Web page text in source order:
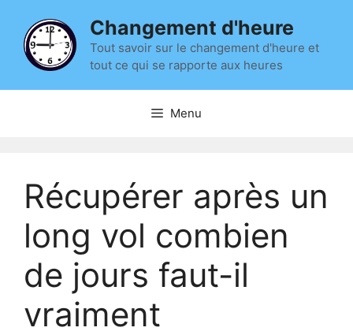
contenu
Changement d'heure
Tout savoir sur le changement d'heure et
tout ce qui se rapporte aux heures
Menu
Récupérer après un
long vol combien
de jours faut-il
vraiment